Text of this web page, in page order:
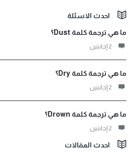
الفوتراحدث الاسئلة
ما هي ترجمة كلمة Dust؟
‫2 إجابتين
ما هي ترجمة كلمة Dry؟
‫2 إجابتين
ما هي ترجمة كلمة Drown؟
‫2 إجابتين
احدث المقالات